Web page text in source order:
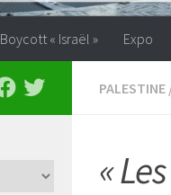
Boycott « Israël » Expo
PALESTINE
«